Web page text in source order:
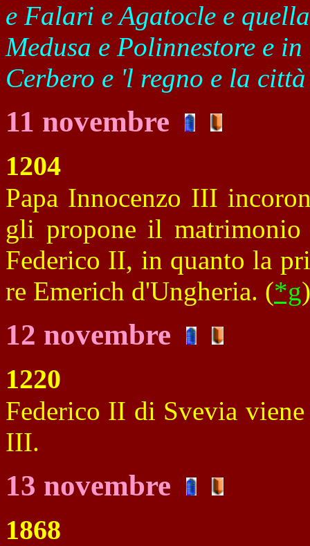
e Falari e Agatocle e
Medusa e Polinnestore e
Cerbero e 'l regno e la
11 novembre
1204
Papa Innocenzo III
gli propone il matrimonio
Federico II, in quanto la
re Emerich d'Ungheria. (*g)
12 novembre
1220
Federico II di Svevia
III.
13 novembre
1868